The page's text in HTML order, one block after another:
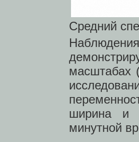
Средний
масштабах
ширина и
минутной